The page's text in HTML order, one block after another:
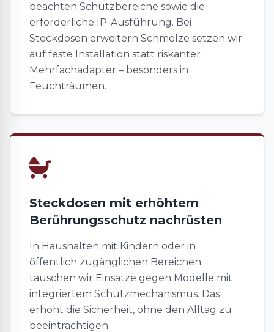
beachten Schutzbereiche sowie die
erforderliche IP-Ausführung. Bei
Steckdosen erweitern Schmelze setzen wir
auf feste Installation statt riskanter
Mehrfachadapter – besonders in
Feuchträumen.
Steckdosen mit erhöhtem
Berührungsschutz nachrüsten
In Haushalten mit Kindern oder in
öffentlich zugänglichen Bereichen
tauschen wir Einsätze gegen Modelle mit
integriertem Schutzmechanismus. Das
erhöht die Sicherheit, ohne den Alltag zu
beeinträchtigen.